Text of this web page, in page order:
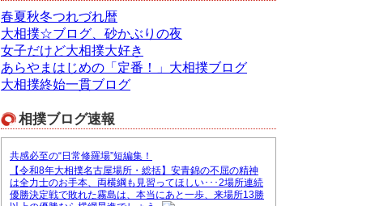
春夏秋冬つれづれ暦
大相撲☆ブログ、砂かぶりの夜
女子だけど大相撲大好き
あらやまはじめの「定番！」大相撲ブログ
大相撲終始一貫ブログ
相撲ブログ速報
共感必至の“日常修羅場”短編集！
【令和8年大相撲名古屋場所・総括】安青錦の不屈の精神
は全力士のお手本、両横綱も見習ってほしい･･･2場所連続
優勝決定戦で敗れた霧島は、本当にあと一歩、来場所13勝